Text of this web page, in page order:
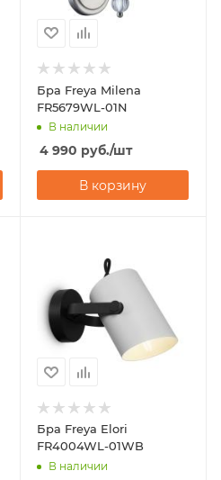
Бра Freya Milena
FR5679WL-01N
В наличии
4 990 руб./шт
В корзину
Бра Freya Elori
FR4004WL-01WB
В наличии